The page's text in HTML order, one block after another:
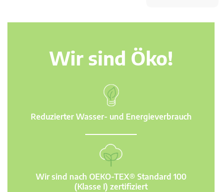
Wir sind Öko!
Reduzierter Wasser- und Energieverbrauch
Wir sind nach OEKO-TEX® Standard 100
(Klasse I) zertifiziert